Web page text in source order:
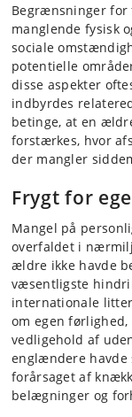
Begrænsninger
manglende fysisk
sociale
potentielle
disse aspekter
indbyrdes
betinge, at en
forstærkes, hvor
der mangler
Frygt for
Mangel på
overfaldet i
ældre ikke havde
væsentligste
internationale
om egen
vedligehold af
englændere
forårsaget af
belægninger og